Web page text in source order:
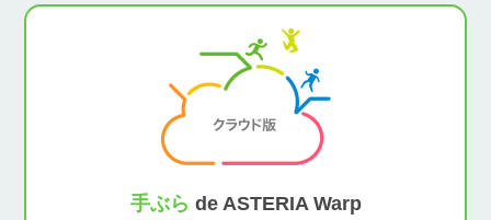
手ぶら de ASTERIA Warp